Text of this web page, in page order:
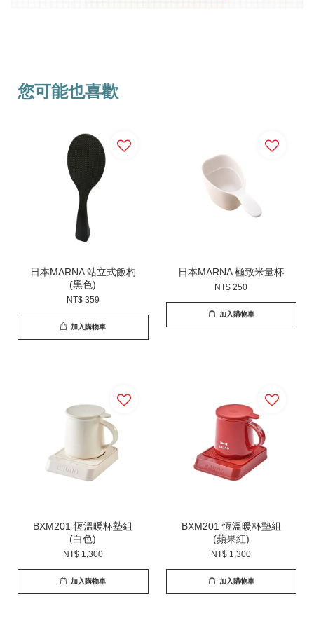
您可能也喜歡
日本MARNA 站立式飯杓
(黑色)
NT$ 359
加入購物車
日本MARNA 極致米量杯
NT$ 250
加入購物車
BXM201 恆溫暖杯墊組
(白色)
NT$ 1,300
加入購物車
BXM201 恆溫暖杯墊組
(蘋果紅)
NT$ 1,300
加入購物車